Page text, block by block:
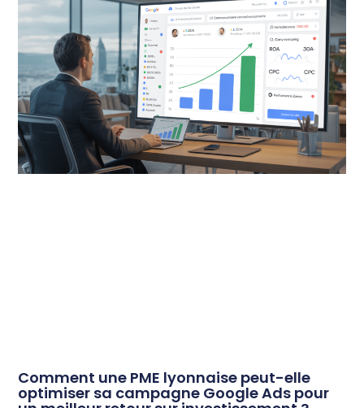
Comment une PME lyonnaise peut-elle
optimiser sa campagne Google Ads pour